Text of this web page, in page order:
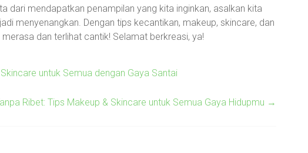
dari mendapatkan penampilan yang kita inginkan, asalkan kita
menyenangkan. Dengan tips kecantikan, makeup, skincare, dan
dan terlihat cantik! Selamat berkreasi, ya!
untuk Semua dengan Gaya Santai
Ribet: Tips Makeup & Skincare untuk Semua Gaya Hidupmu →